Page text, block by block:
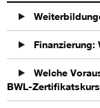
Welche
BWL-